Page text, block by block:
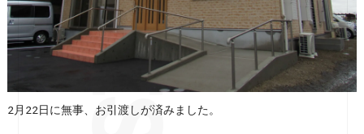
2月22日に無事、お引渡しが済みました。